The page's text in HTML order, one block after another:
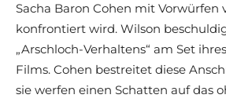
Sacha Baron Cohen mit Vorwürfen
konfrontiert wird. Wilson
„Arschloch-Verhaltens“ am Set
Films. Cohen bestreitet diese
sie werfen einen Schatten auf das